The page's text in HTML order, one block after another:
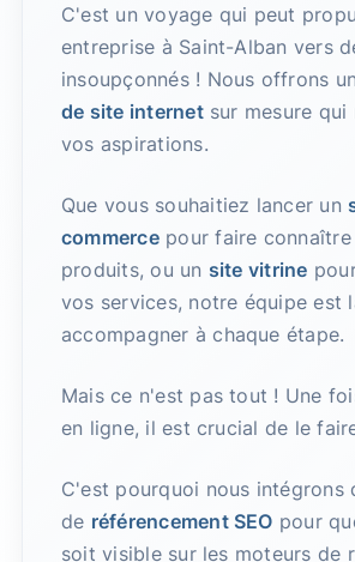
C'est un voyage qui peut
entreprise à Saint-Alban vers
insoupçonnés ! Nous offrons
de site internetsur mesure qui
vos aspirations.
Que vous souhaitiez lancer un
commercepour faire connaître
produits, ou un site vitrine
vos services, notre équipe est
accompagner à chaque étape.
Mais ce n'est pas tout ! Une
en ligne, il est crucial de le
C'est pourquoi nous intégrons
de référencement SEO pour
soit visible sur les moteurs de